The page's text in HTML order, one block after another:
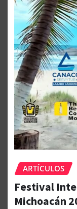
ARTÍCULOS
Festival
Michoacán